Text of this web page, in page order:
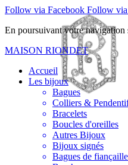
Follow via Facebook Follow via
En poursuivant votre navigation
MAISON RIONDET
Accueil
Les bijoux
Bagues
Colliers &
Bracelets
Boucles d'oreilles
Autres Bijoux
Bijoux signés
Bagues de